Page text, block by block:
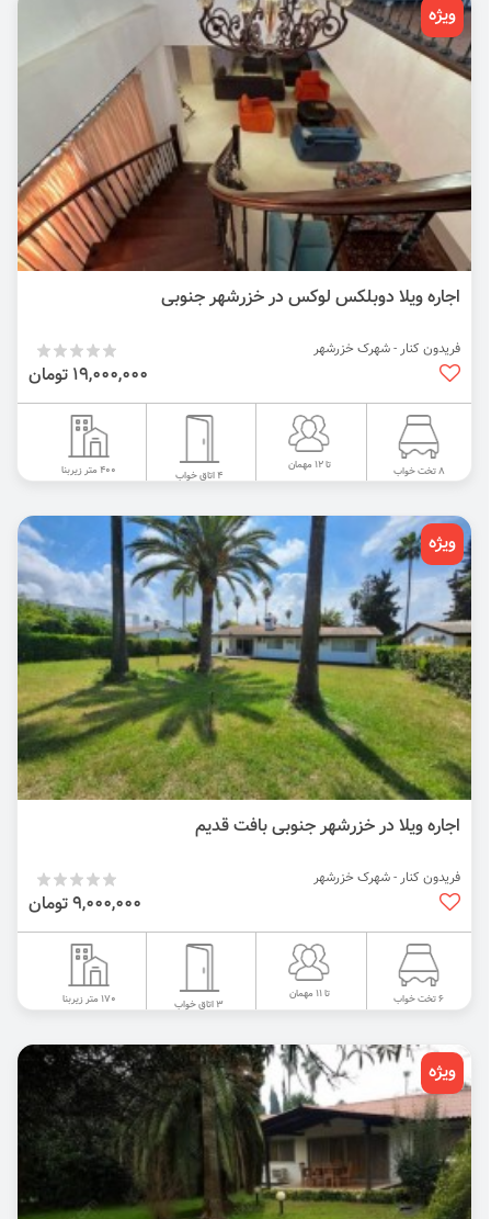
ویژه
اجاره ویلا دوبلکس لوکس در خزرشهر جنوبی
فریدون کنار - شهرک خزرشهر
19,000,000 تومان
8 تخت خواب تا 12 مهمان
4 اتاق خواب 400 متر زیربنا
ویژه
اجاره ویلا در خزرشهر جنوبی بافت قدیم
فریدون کنار - شهرک خزرشهر
9,000,000 تومان
6 تخت خواب تا 11 مهمان
3 اتاق خواب 170 متر زیربنا
ویژه